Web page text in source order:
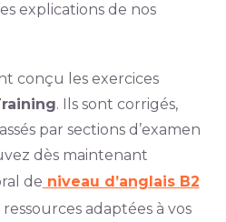
explications de nos
conçu les exercices
. Ils sont corrigés,
par sections d’examen
dès maintenant
de niveau d’anglais B2
adaptées à vos